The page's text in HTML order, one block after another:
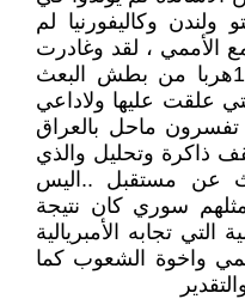
ولندن وكاليفورنيا لم
الأممي ، لقد وغادرت
العراق بعمر 18 عاما عام 1971هربا من بطش البعث
علقت عليها ولاداعي
ماحل بالعراق
ذاكرة وتحليل والذي
عن مستقبل ..اليس
سوري كان نتيجة
تجابه الأمبريالية
واخوة الشعوب كما